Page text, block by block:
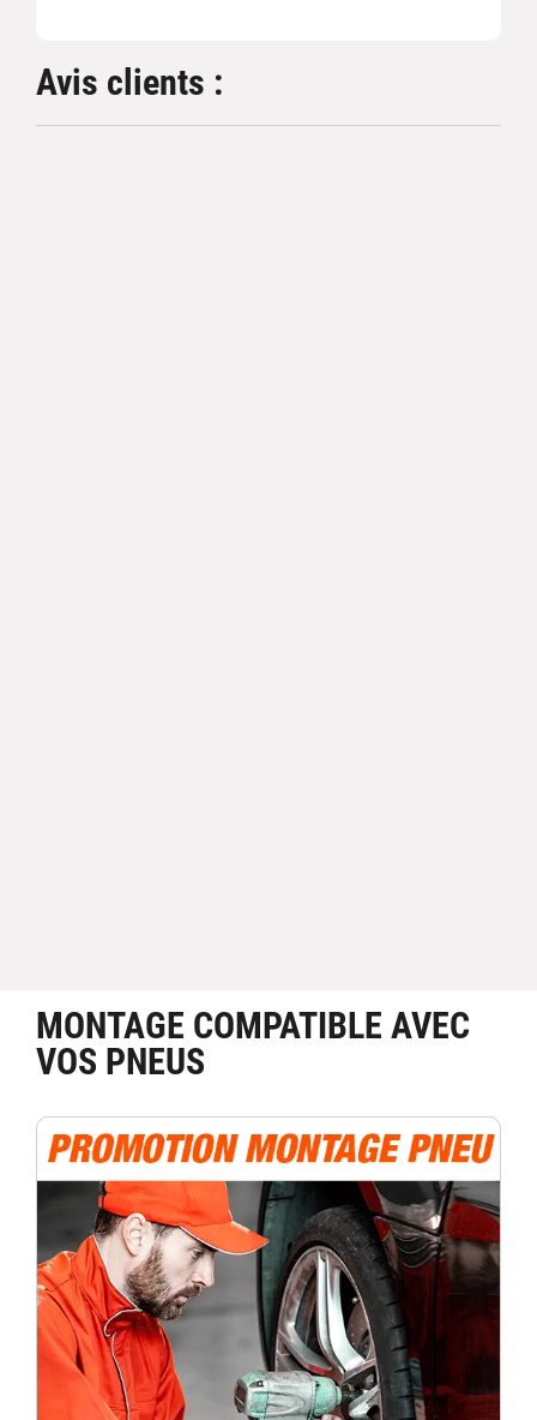
Avis clients :
MONTAGE COMPATIBLE AVEC
VOS PNEUS